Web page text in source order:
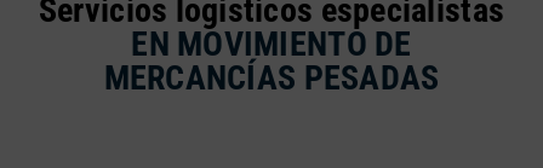
Servicios logísticos especialistas
EN MOVIMIENTO DE
MERCANCÍAS PESADAS